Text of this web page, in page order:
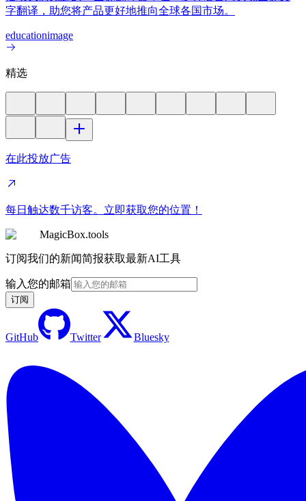
字翻译，助您将产品更好地推向全球各国市场。
educationimage
精选
在此投放广告
每日触达数千访客。立即获取您的位置！
MagicBox.tools
订阅我们的新闻简报获取最新AI工具
输入您的邮箱
订阅
GitHub Twitter Bluesky